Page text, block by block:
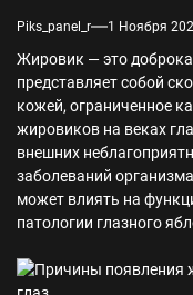
Piks_panel_r 1 Ноября
Жировик — это
представляет собой
кожей, ограниченное
жировиков на веках
внешних
заболеваний
может влиять на
патологии глазного